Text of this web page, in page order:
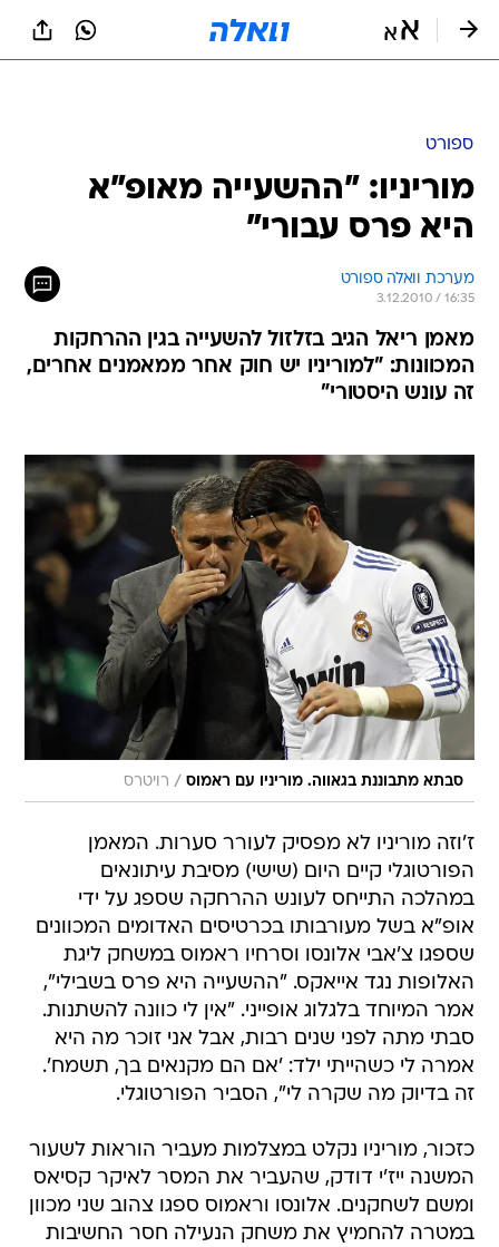
ספורט
מוריניו: "ההשעייה מאופ"א
היא פרס עבורי"
מערכת וואלה ספורט
3.12.2010 / 16:35
מאמן ריאל הגיב בזלזול להשעייה בגין ההרחקות
המכוונות: "למוריניו יש חוק אחר ממאמנים אחרים,
זה עונש היסטורי"
סבתא מתבוננת בגאווה. מוריניו עם ראמוס / רויטרס
ז'וזה מוריניו לא מפסיק לעורר סערות. המאמן
הפורטוגלי קיים היום (שישי) מסיבת עיתונאים
במהלכה התייחס לעונש ההרחקה שספג על ידי
אופ"א בשל מעורבותו בכרטיסים האדומים המכוונים
שספגו צ'אבי אלונסו וסרחיו ראמוס במשחק ליגת
האלופות נגד אייאקס. "ההשעייה היא פרס בשבילי",
אמר המיוחד בלגלוג אופייני. "אין לי כוונה להשתנות.
סבתי מתה לפני שנים רבות, אבל אני זוכר מה היא
אמרה לי כשהייתי ילד: 'אם הם מקנאים בך, תשמח'.
זה בדיוק מה שקרה לי", הסביר הפורטוגלי.
כזכור, מוריניו נקלט במצלמות מעביר הוראות לשעור
המשנה ייז'י דודק, שהעביר את המסר לאיקר קסיאס
ומשם לשחקנים. אלונסו וראמוס ספגו צהוב שני מכוון
במטרה להחמיץ את משחק הנעילה חסר החשיבות